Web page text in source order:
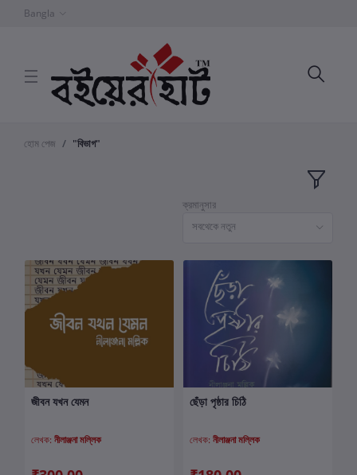
Bangla
হোম পেজ "বিভাগ"
ক্রমানুসার
সবথেকে নতুন
কার্টে যোগ করুন
জীবন যখন যেমন
লেখক: নীলাঞ্জনা মল্লিক
কার্টে যোগ করুন
ছেঁড়া পৃষ্ঠার চিঠি
লেখক: নীলাঞ্জনা মল্লিক